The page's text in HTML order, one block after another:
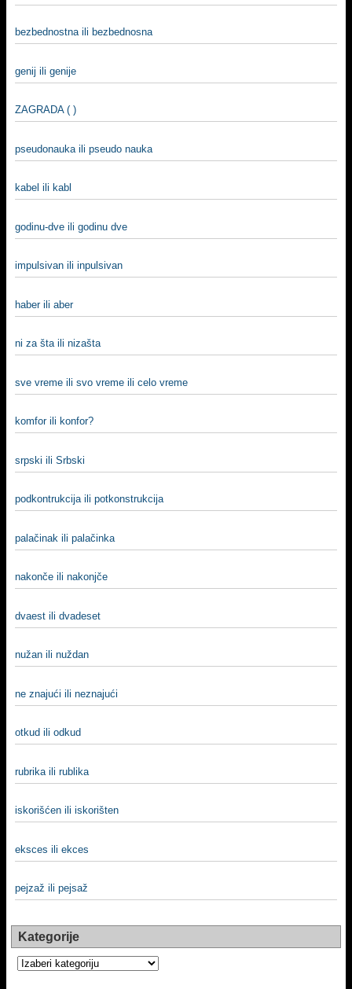
bezbednostna ili bezbednosna
genij ili genije
ZAGRADA ( )
pseudonauka ili pseudo nauka
kabel ili kabl
godinu-dve ili godinu dve
impulsivan ili inpulsivan
haber ili aber
ni za šta ili nizašta
sve vreme ili svo vreme ili celo vreme
komfor ili konfor?
srpski ili Srbski
podkontrukcija ili potkonstrukcija
palačinak ili palačinka
nakonče ili nakonjče
dvaest ili dvadeset
nužan ili nuždan
ne znajući ili neznajući
otkud ili odkud
rubrika ili rublika
iskorišćen ili iskorišten
eksces ili ekces
pejzaž ili pejsaž
Kategorije
Kategorije